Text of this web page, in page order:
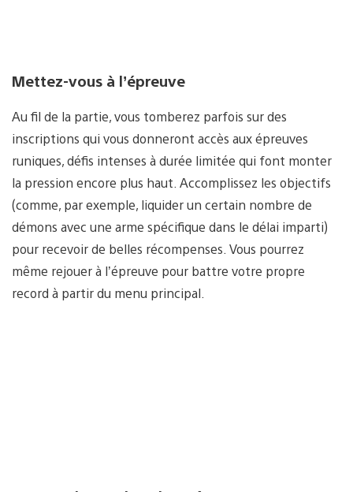
Mettez-vous à l’épreuve
Au fil de la partie, vous tomberez parfois sur des
inscriptions qui vous donneront accès aux épreuves
runiques, défis intenses à durée limitée qui font monter
la pression encore plus haut. Accomplissez les objectifs
(comme, par exemple, liquider un certain nombre de
démons avec une arme spécifique dans le délai imparti)
pour recevoir de belles récompenses. Vous pourrez
même rejouer à l’épreuve pour battre votre propre
record à partir du menu principal.